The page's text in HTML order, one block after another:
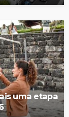
uma etapa